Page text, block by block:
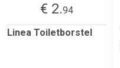
€ 2.94
Linea Toiletborstel